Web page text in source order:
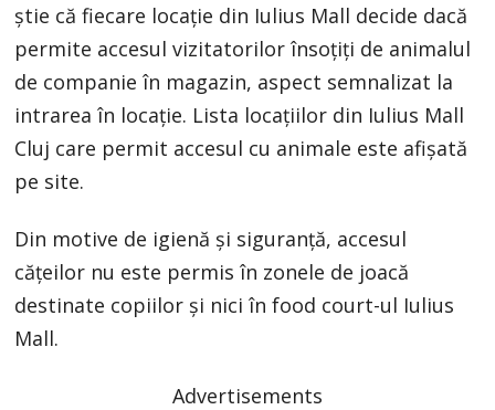
știe că fiecare locație din Iulius Mall decide dacă
permite accesul vizitatorilor însoțiți de animalul
de companie în magazin, aspect semnalizat la
intrarea în locație. Lista locațiilor din Iulius Mall
Cluj care permit accesul cu animale este afișată
pe site.
Din motive de igienă și siguranță, accesul
cățeilor nu este permis în zonele de joacă
destinate copiilor și nici în food court-ul Iulius
Mall.
Advertisements